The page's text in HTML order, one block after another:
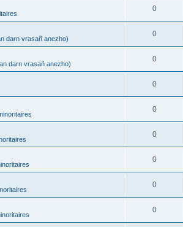
0
darn vrasañ anezho)
0
darn vrasañ anezho)
0
0
0
0
0
0
0